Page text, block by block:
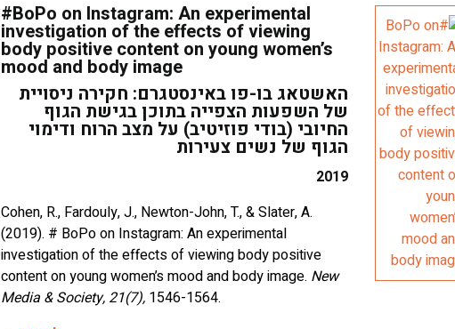
#BoPo on Instagram: An experimental
investigation of the effects of viewing
body positive content on young women’s
mood and body image
האשטאג בו-פו באינסטגרם: חקירה ניסויית
של השפעות הצפייה בתוכן בגישת הגוף
החיובי (בודי פוזיטיב) על מצב הרוח ודימוי
הגוף של נשים צעירות
2019
Cohen, R., Fardouly, J., Newton-John, T., & Slater, A.
(2019). # BoPo on Instagram: An experimental
investigation of the effects of viewing body positive
content on young women’s mood and body image. New
Media & Society, 21(7), 1546-1564.